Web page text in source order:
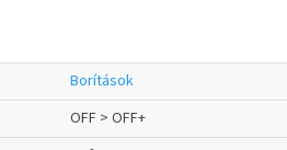
Borítások
OFF > OFF+